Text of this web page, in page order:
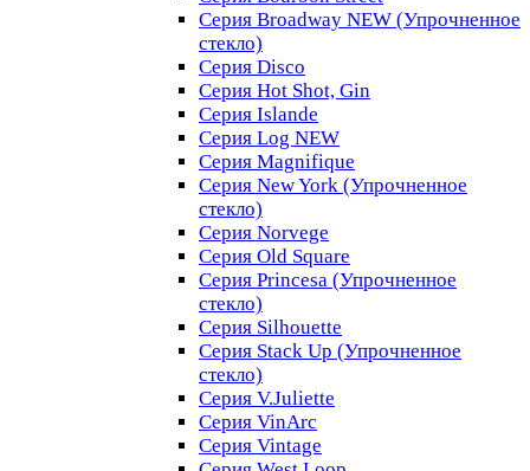
Серия Broadway NEW (Упрочненное
стекло)
Серия Disco
Серия Hot Shot, Gin
Серия Islande
Серия Log NEW
Серия Magnifique
Серия New York (Упрочненное
стекло)
Серия Norvege
Серия Old Square
Серия Princesa (Упрочненное
стекло)
Серия Silhouette
Серия Stack Up (Упрочненное
стекло)
Серия V.Juliette
Серия VinArc
Серия Vintage